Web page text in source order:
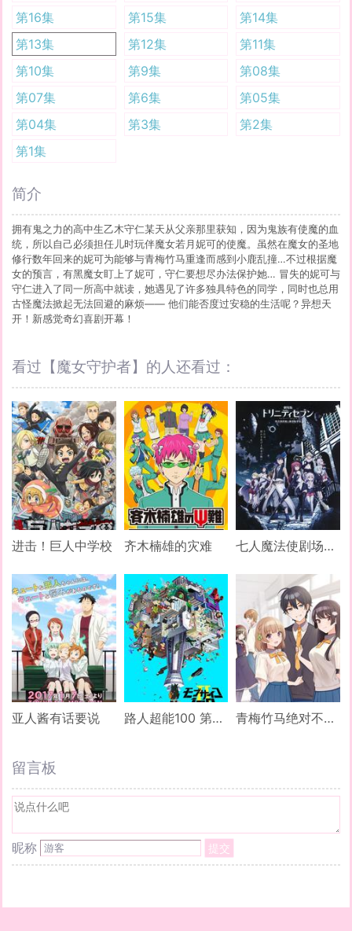
第16集
第15集
第14集
第13集
第12集
第11集
第10集
第9集
第08集
第07集
第6集
第05集
第04集
第3集
第2集
第1集
简介
拥有鬼之力的高中生乙木守仁某天从父亲那里获知，因为鬼族有使魔的血
统，所以自己必须担任儿时玩伴魔女若月妮可的使魔。虽然在魔女的圣地
修行数年回来的妮可为能够与青梅竹马重逢而感到小鹿乱撞…不过根据魔
女的预言，有黑魔女盯上了妮可，守仁要想尽办法保护她… 冒失的妮可与
守仁进入了同一所高中就读，她遇见了许多独具特色的同学，同时也总用
古怪魔法掀起无法回避的麻烦—— 他们能否度过安稳的生活呢？异想天
开！新感觉奇幻喜剧开幕！
看过【魔女守护者】的人还看过：
进击！巨人中学校 齐木楠雄的灾难 七人魔法使剧场版 -悠久图书馆与炼金术少女-
亚人酱有话要说 路人超能100 第二季 青梅竹马绝对不会输的恋爱喜剧
留言板
昵称 提交